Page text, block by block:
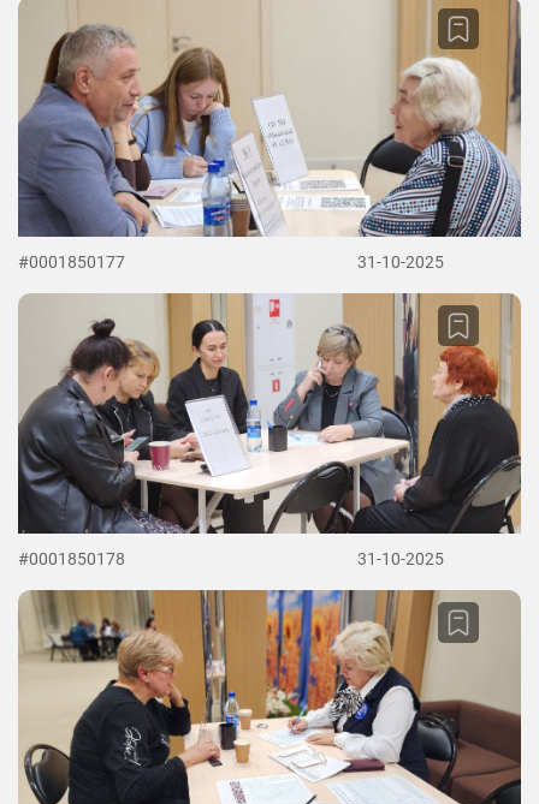
#0001850177 31-10-2025
#0001850178 31-10-2025